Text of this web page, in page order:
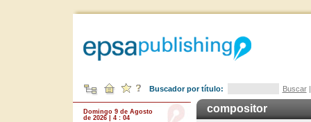
Buscador por título: Buscar
Domingo 9 de Agosto
de 2026 | 4 : 04
compositor